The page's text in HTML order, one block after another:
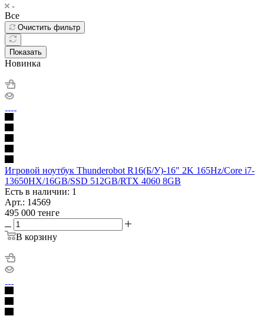
Все
Очистить фильтр
Показать
Новинка
Игровой ноутбук Thunderobot R16(Б/У)-16" 2K 165Hz/Core i7-
13650HX/16GB/SSD 512GB/RTX 4060 8GB
Есть в наличии: 1
Арт.: 14569
495 000 тенге
В корзину